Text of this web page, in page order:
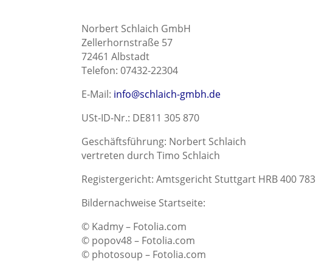
Norbert Schlaich GmbH
Zellerhornstraße 57
72461 Albstadt
Telefon: 07432-22304
E‑Mail: info@schlaich-gmbh.de
USt-ID-Nr.: DE811 305 870
Geschäftsführung: Norbert Schlaich
vertreten durch Timo Schlaich
Registergericht: Amtsgericht Stuttgart HRB 400 783
Bildernachweise Startseite:
© Kadmy – Fotolia.com
© popov48 – Fotolia.com
© photosoup – Fotolia.com